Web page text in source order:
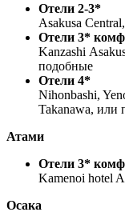
Отели
Asakusa
Отели 3*
Kanzashi
подобные
Отели
Nihonbashi,
Takanawa, или
Атами
Отели 3*
Kamenoi hotel
Осака